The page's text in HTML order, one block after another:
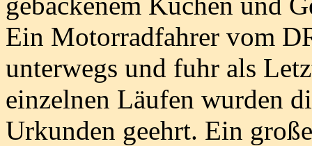
Ein Motorradfahrer vom
unterwegs und fuhr als
einzelnen Läufen wurden
Urkunden geehrt. Ein